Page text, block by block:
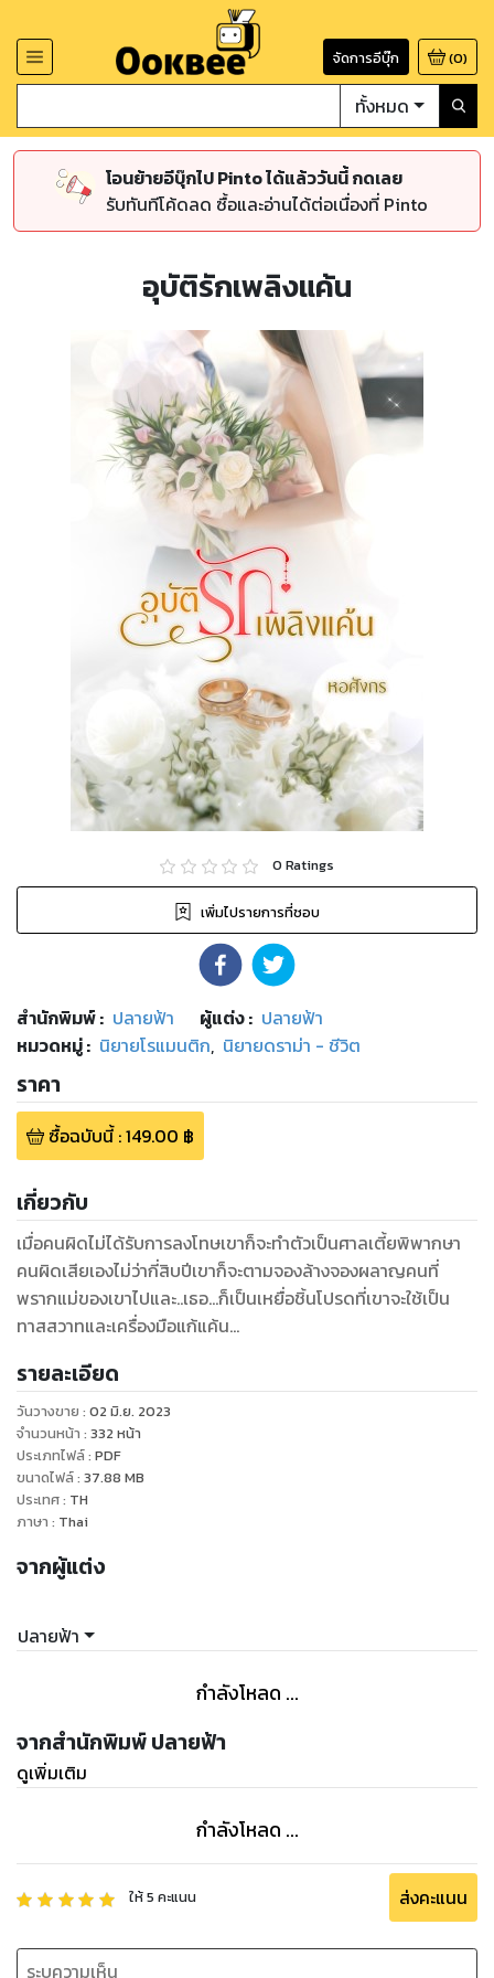
จัดการอีบุ๊ก (0)
ทั้งหมด
โอนย้ายอีบุ๊กไป Pinto ได้แล้ววันนี้ กดเลย
รับทันทีโค้ดลด ซื้อและอ่านได้ต่อเนื่องที่ Pinto
อุบัติรักเพลิงแค้น
0 Ratings
เพิ่มไปรายการที่ชอบ
สำนักพิมพ์: ปลายฟ้า ผู้แต่ง : ปลายฟ้า
หมวดหมู่: นิยายโรแมนติก, นิยายดราม่า - ชีวิต
ราคา
ซื้อฉบับนี้:149.00 ฿
เกี่ยวกับ
เมื่อคนผิดไม่ได้รับการลงโทษเขาก็จะทำตัวเป็นศาลเตี้ยพิพากษา
คนผิดเสียเองไม่ว่ากี่สิบปีเขาก็จะตามจองล้างจองผลาญคนที่
พรากแม่ของเขาไปและ..เธอ...ก็เป็นเหยื่อชิ้นโปรดที่เขาจะใช้เป็น
ทาสสวาทและเครื่องมือแก้แค้น...
รายละเอียด
วันวางขาย : 02 มิ.ย. 2023
จำนวนหน้า : 332 หน้า
ประเภทไฟล์: PDF
ขนาดไฟล์: 37.88 MB
ประเทศ: TH
ภาษา : Thai
จากผู้แต่ง
ปลายฟ้า
กำลังโหลด ...
จากสำนักพิมพ์ ปลายฟ้า
ดูเพิ่มเติม
กำลังโหลด ...
ให้5 คะแนน ส่งคะแนน